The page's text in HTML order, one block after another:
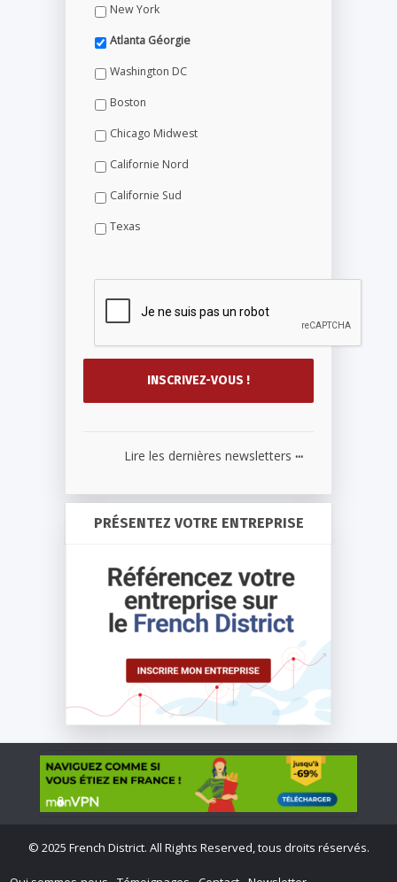
New York
Atlanta Géorgie
Washington DC
Boston
Chicago Midwest
Californie Nord
Californie Sud
Texas
Lire les dernières newsletters ...
PRÉSENTEZ VOTRE ENTREPRISE
© 2025 French District. All Rights Reserved, tous droits réservés.